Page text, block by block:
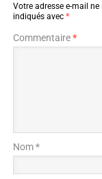
Votre adresse e-mail ne
indiqués avec *
Commentaire*
Nom *